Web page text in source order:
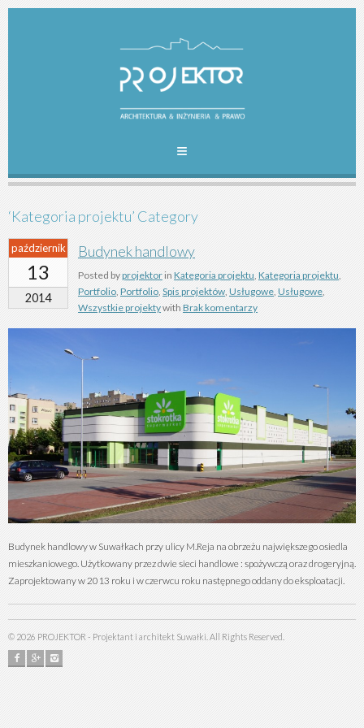
‘Kategoria projektu’ Category
październik
13
2014
Budynek handlowy
Posted byprojektorin Kategoria projektu, Kategoria projektu,
Portfolio, Portfolio, Spis projektów, Usługowe, Usługowe,
Wszystkie projektywith Brak komentarzy
Budynek handlowy w Suwałkach przy ulicy M.Reja na obrzeżu największego osiedla
mieszkaniowego. Użytkowany przez dwie sieci handlowe : spożywczą oraz drogeryjną.
Zaprojektowany w 2013 roku i w czerwcu roku następnego oddany do eksploatacji.
© 2026 PROJEKTOR - Projektant i architekt Suwałki. All Rights Reserved.